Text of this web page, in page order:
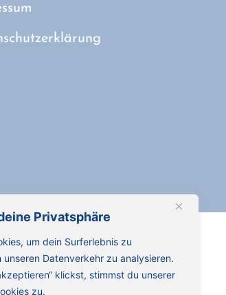
Privatsphäre
um dein Surferlebnis zu
Datenverkehr zu analysieren.
klickst, stimmst du unserer
zu.